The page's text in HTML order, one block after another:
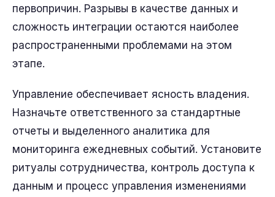
первопричин. Разрывы в качестве данных и
сложность интеграции остаются наиболее
распространенными проблемами на этом
этапе.
Управление обеспечивает ясность владения.
Назначьте ответственного за стандартные
отчеты и выделенного аналитика для
мониторинга ежедневных событий. Установите
ритуалы сотрудничества, контроль доступа к
данным и процесс управления изменениями